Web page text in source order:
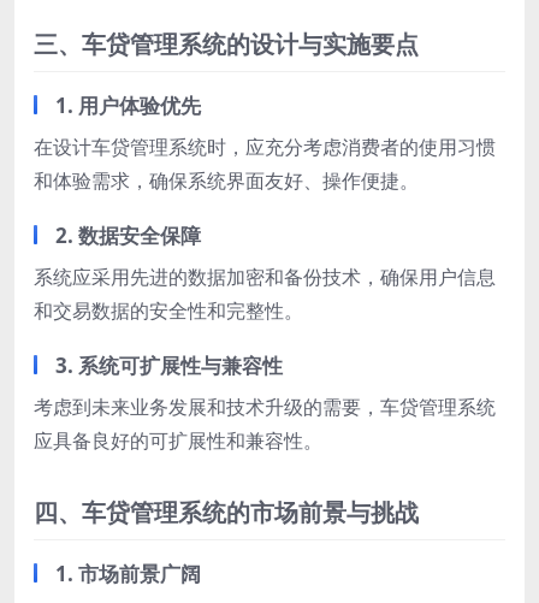
三、车贷管理系统的设计与实施要点
1. 用户体验优先
在设计车贷管理系统时，应充分考虑消费者的使用习惯
和体验需求，确保系统界面友好、操作便捷。
2. 数据安全保障
系统应采用先进的数据加密和备份技术，确保用户信息
和交易数据的安全性和完整性。
3. 系统可扩展性与兼容性
考虑到未来业务发展和技术升级的需要，车贷管理系统
应具备良好的可扩展性和兼容性。
四、车贷管理系统的市场前景与挑战
1. 市场前景广阔